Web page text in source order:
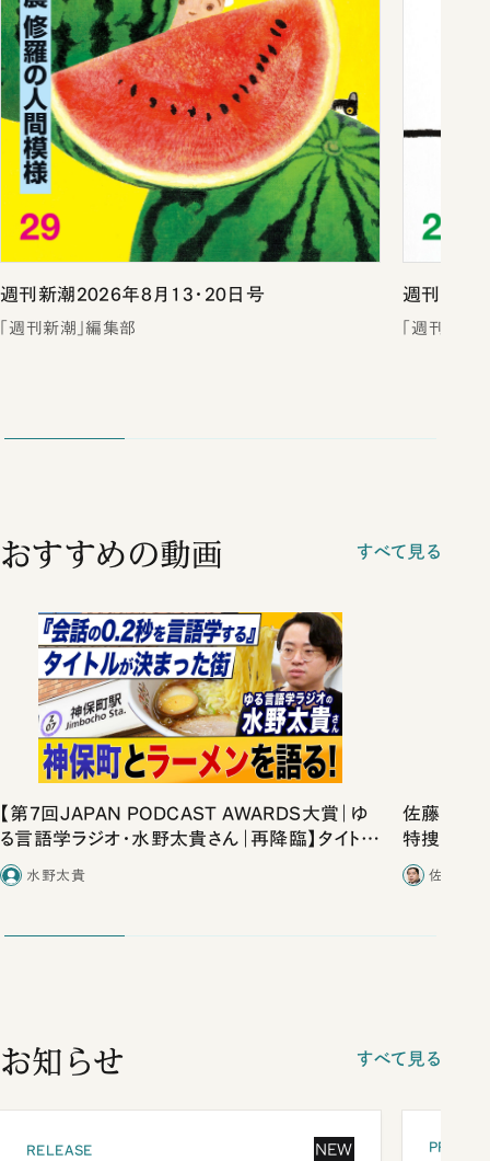
週刊新潮2026年8月13・20日号
「週刊新潮」編集部
週刊新潮
「週刊新潮
おすすめの動画 すべて見る
【第7回JAPAN PODCAST AWARDS大賞｜ゆ
る言語学ラジオ・水野太貴さん｜再降臨】タイトル
爆誕の瞬間とラーメン愛を語る！『会話の0.2秒
を言語学する』【7万部おめでとうございます】
水野太貴
佐藤優vs
特捜取調
合ったこと
佐藤優
お知らせ すべて見る
RELEASE NEW